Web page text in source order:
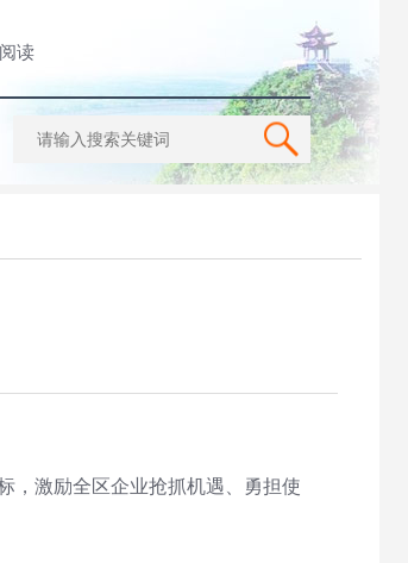
读
，激励全区企业抢抓机遇、勇担使